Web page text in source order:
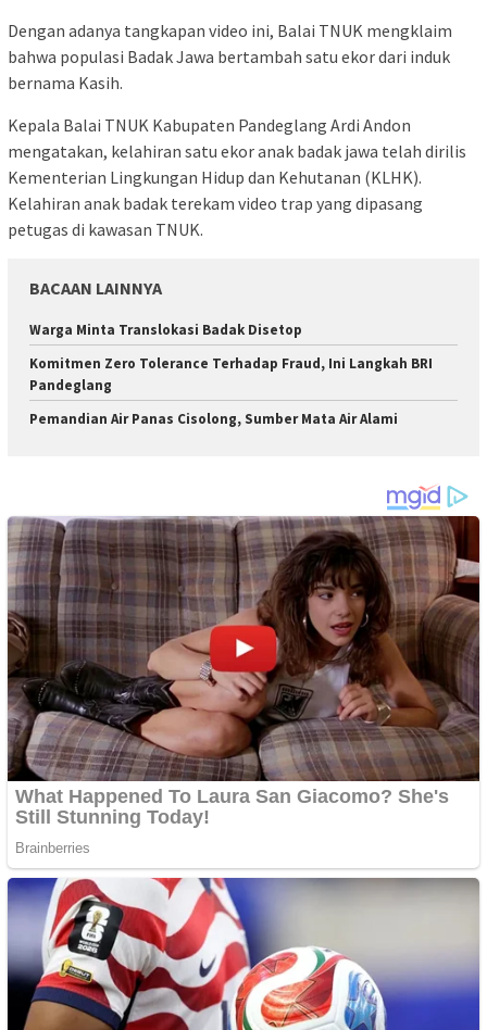
Dengan adanya tangkapan video ini, Balai TNUK mengklaim
bahwa populasi Badak Jawa bertambah satu ekor dari induk
bernama Kasih.
Kepala Balai TNUK Kabupaten Pandeglang Ardi Andon
mengatakan, kelahiran satu ekor anak badak jawa telah dirilis
Kementerian Lingkungan Hidup dan Kehutanan (KLHK).
Kelahiran anak badak terekam video trap yang dipasang
petugas di kawasan TNUK.
BACAAN LAINNYA
Warga Minta Translokasi Badak Disetop
Komitmen Zero Tolerance Terhadap Fraud, Ini Langkah BRI
Pandeglang
Pemandian Air Panas Cisolong, Sumber Mata Air Alami